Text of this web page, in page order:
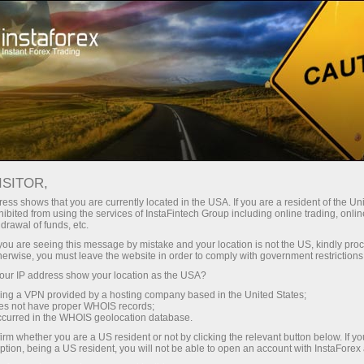
INSTAFOREX TRADEMARKS
InstaForex is a well-known brand on the market of
Forex services, and it gives us the right to be proud of
our achievements and legally protect our rights.
Extending the range of our products and services for
customers and partners, we create new names that
are also subject to legal protection. The following
trademarks are the registered property of
shows that you are currently located in the USA. If you are a resident of the
from using the services of InstaFintech Group including online trading,
of funds, etc.
are seeing this message by mistake and your location is not the US, kindly
you must leave the website in order to comply with government
IP address show your location as the USA?
a VPN provided by a hosting company based in the United States;
not have proper WHOIS records;
in the WHOIS geolocation database.
whether you are a US resident or not by clicking the relevant button below. If
being a US resident, you will not be able to open an account with InstaForex